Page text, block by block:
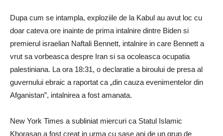
Dupa cum se intampla, exploziile de la Kabul au avut loc cu
doar cateva ore inainte de prima intalnire dintre Biden si
premierul israelian Naftali Bennett, intalnire in care Bennett a
vrut sa vorbeasca despre Iran si sa ocoleasca ocupatia
palestiniana. La ora 18:31, o declaratie a biroului de presa al
guvernului ebraic a raportat ca „din cauza evenimentelor din
Afganistan”, intalnirea a fost amanata.
New York Times a subliniat miercuri ca Statul Islamic
Khorasan a fost creat in urma cu sase ani de un grup de